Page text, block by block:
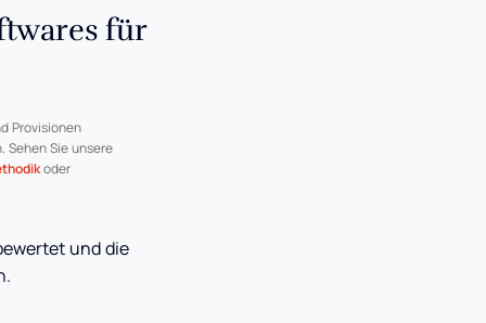
für
Provisionen
Sehen Sie unsere
oder
und die